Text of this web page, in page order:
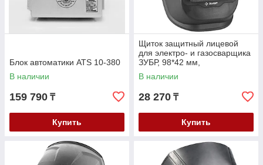
Блок автоматики ATS 10-380
В наличии
159 790 ₸
Купить
Щиток защитный лицевой
для электро- и газосварщика
ЗУБР, 98*42 мм,
автозатемнение (11079)
В наличии
28 270 ₸
Купить